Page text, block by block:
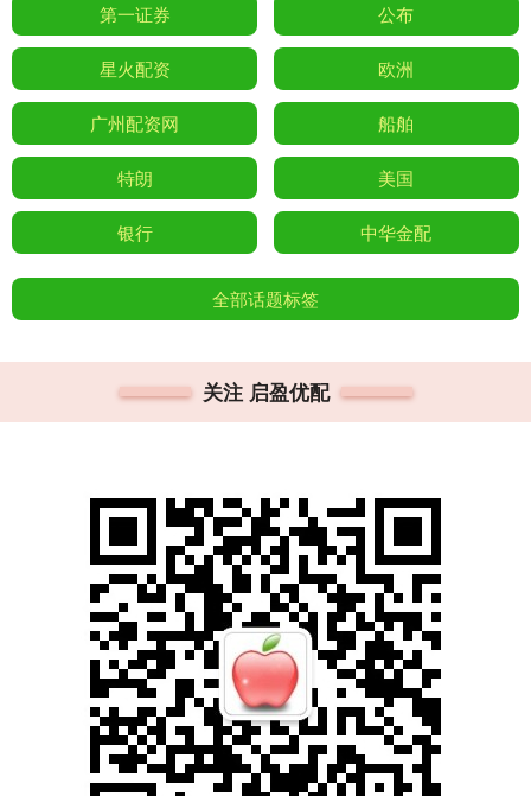
第一证券 公布
星火配资 欧洲
广州配资网 船舶
特朗 美国
银行 中华金配
全部话题标签
关注 启盈优配